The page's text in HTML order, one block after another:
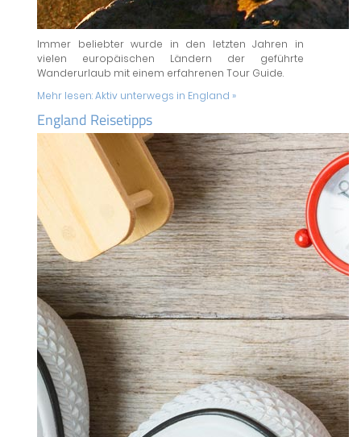
Immer beliebter wurde in den letzten Jahren in
vielen europäischen Ländern der geführte
Wanderurlaub mit einem erfahrenen Tour Guide.
Mehr lesen:Aktiv unterwegs in England »
England Reisetipps